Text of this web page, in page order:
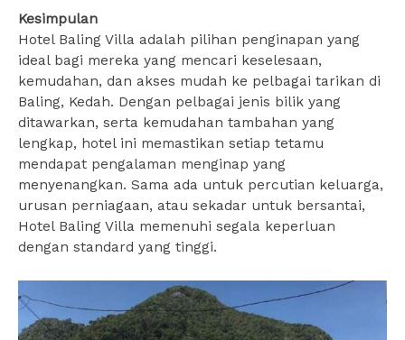
Kesimpulan
Hotel Baling Villa adalah pilihan penginapan yang
ideal bagi mereka yang mencari keselesaan,
kemudahan, dan akses mudah ke pelbagai tarikan di
Baling, Kedah. Dengan pelbagai jenis bilik yang
ditawarkan, serta kemudahan tambahan yang
lengkap, hotel ini memastikan setiap tetamu
mendapat pengalaman menginap yang
menyenangkan. Sama ada untuk percutian keluarga,
urusan perniagaan, atau sekadar untuk bersantai,
Hotel Baling Villa memenuhi segala keperluan
dengan standard yang tinggi.